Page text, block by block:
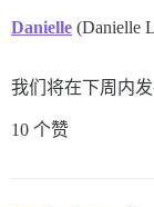
Danielle (Danielle
我们将在下周内发
10 个赞